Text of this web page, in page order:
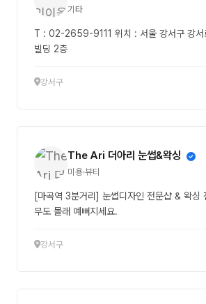
기타
T : 02-2659-9111 위치 : 서울 강서구 강서
빌딩 2층
강서구
The Ari 더아리 눈썹&왁싱
미용·뷰티
[마곡역 3분거리] 눈썹디자인 전문샵 & 왁싱 전문샵 입니다. 아
무도 몰래 예뻐지세요.
강서구